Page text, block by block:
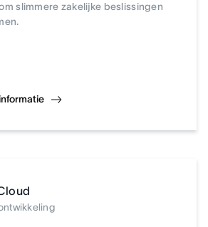
slimmere zakelijke beslissingen